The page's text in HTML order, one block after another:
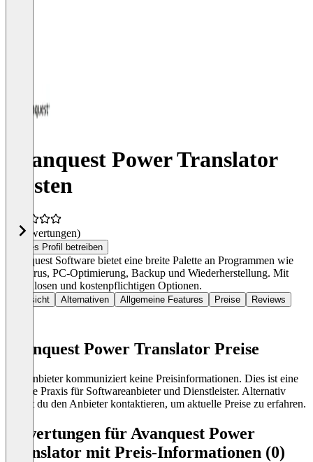
Avanquest Power Translator
Kosten
(0 Bewertungen)
Dieses Profil betreiben
Avanquest Software bietet eine breite Palette an Programmen wie
Antivirus, PC-Optimierung, Backup und Wiederherstellung. Mit
kostenlosen und kostenpflichtigen Optionen.
Übersicht Alternativen Allgemeine Features Preise Reviews
Avanquest Power Translator Preise
Der Anbieter kommuniziert keine Preisinformationen. Dies ist eine
übliche Praxis für Softwareanbieter und Dienstleister. Alternativ
kannst du den Anbieter kontaktieren, um aktuelle Preise zu erfahren.
Bewertungen für Avanquest Power
Translator mit Preis-Informationen (0)